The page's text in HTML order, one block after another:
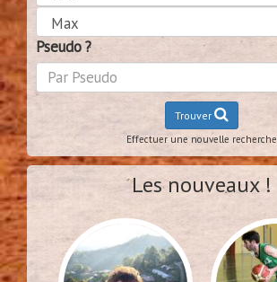
Pseudo ?
Trouver
Effectuer une nouvelle recherche
Les nouveaux !